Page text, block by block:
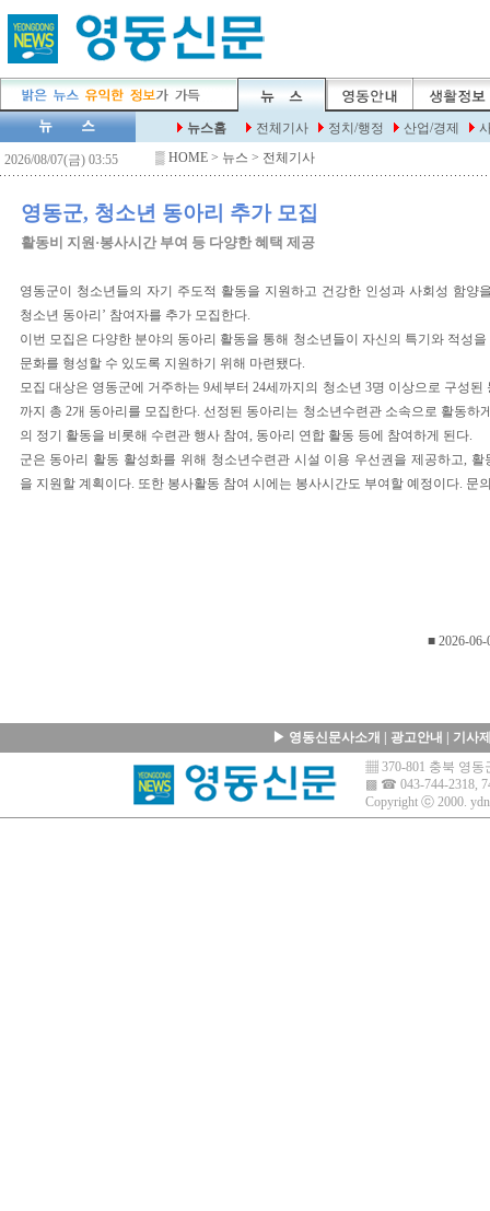
▒ HOME > 뉴스 > 전체기사
영동군, 청소년 동아리 추가 모집
활동비 지원·봉사시간 부여 등 다양한 혜택 제공
영동군이 청소년들의 자기 주도적 활동을 지원하고 건강한 인성과 사회성 함양
청소년 동아리’ 참여자를 추가 모집한다.
이번 모집은 다양한 분야의 동아리 활동을 통해 청소년들이 자신의 특기와 적성
문화를 형성할 수 있도록 지원하기 위해 마련됐다.
모집 대상은 영동군에 거주하는 9세부터 24세까지의 청소년 3명 이상으로 구성된
까지 총 2개 동아리를 모집한다. 선정된 동아리는 청소년수련관 소속으로 활동하
의 정기 활동을 비롯해 수련관 행사 참여, 동아리 연합 활동 등에 참여하게 된다.
군은 동아리 활동 활성화를 위해 청소년수련관 시설 이용 우선권을 제공하고,
을 지원할 계획이다. 또한 봉사활동 참여 시에는 봉사시간도 부여할 예정이다. 문
■ 2026-
▶ 영동신문사소개 광고안내
기사
▦ 370-801 충북 영
▩ ☎ 043-744-2318,
Copyright ⓒ 2000.